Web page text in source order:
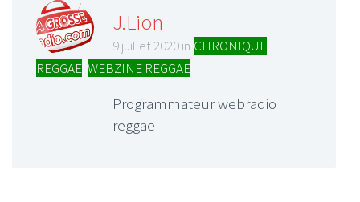
J.Lion
9 juillet 2020 in CHRONIQUE
REGGAE WEBZINE REGGAE
Programmateur webradio
reggae